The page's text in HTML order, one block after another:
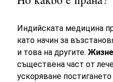
Индийската медицина
като начин за
и това на другите.
съществена част от
ускоряване